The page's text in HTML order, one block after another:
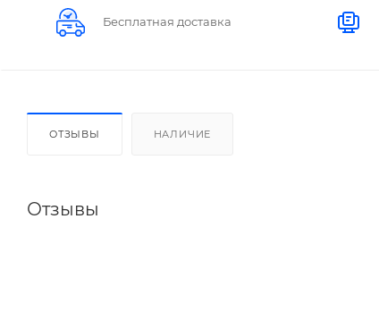
Бесплатная доставка
ОТЗЫВЫ НАЛИЧИЕ
Отзывы